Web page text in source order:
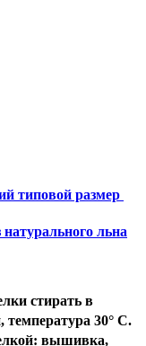
типовой размер
льна
стирать в
30° С.
вышивка,